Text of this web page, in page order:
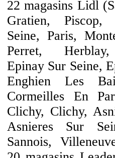
22 magasins Lidl
Gratien, Piscop,
Seine, Paris,
Perret,
Epinay Sur Seine,
Enghien Les
Cormeilles En
Clichy, Clichy,
Asnieres Sur
Sannois,